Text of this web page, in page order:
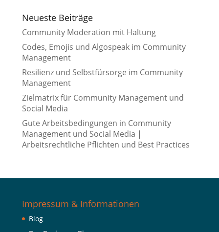
Neueste Beiträge
Community Moderation mit Haltung
Codes, Emojis und Algospeak im Community
Management
Resilienz und Selbstfürsorge im Community
Management
Zielmatrix für Community Management und
Social Media
Gute Arbeitsbedingungen in Community
Management und Social Media |
Arbeitsrechtliche Pflichten und Best Practices
Impressum & Informationen
Blog